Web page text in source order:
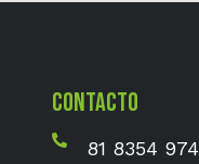
CONTACTO
81 8354